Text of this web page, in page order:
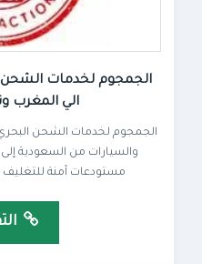
الجمجوم لخدمات الشحن
الي المغرب
الجمجوم لخدمات الشحن البحري
والسيارات من السعودية إلى
مستودعات آمنة للتغليف